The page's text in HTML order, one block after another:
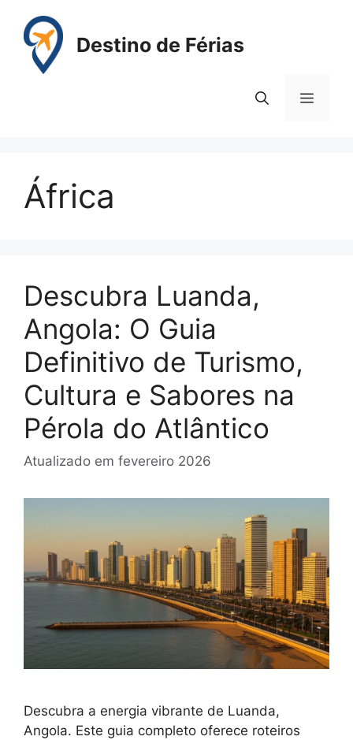
para
conteúdo
Destino de Férias
Menu
África
Descubra Luanda,
Angola: O Guia
Definitivo de Turismo,
Cultura e Sabores na
Pérola do Atlântico
Atualizado em fevereiro 2026
Descubra a energia vibrante de Luanda,
Angola. Este guia completo oferece roteiros